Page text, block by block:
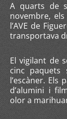
A quarts de
novembre,
l’AVE de
transportava
El vigilant de
cinc paquets
l’escàner. Els
d’alumini i
olor a